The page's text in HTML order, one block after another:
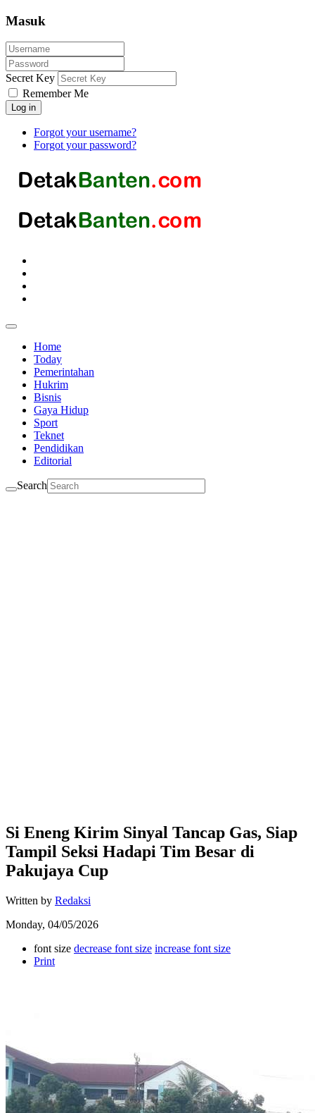
Masuk
Secret Key
Remember Me
Log in
Forgot your username?
Forgot your password?
Home
Today
Pemerintahan
Hukrim
Bisnis
Gaya Hidup
Sport
Teknet
Pendidikan
Editorial
Search
Si Eneng Kirim Sinyal Tancap Gas, Siap
Tampil Seksi Hadapi Tim Besar di
Pakujaya Cup
Written by Redaksi
Monday, 04/05/2026
font size decrease font size increase font size
Print